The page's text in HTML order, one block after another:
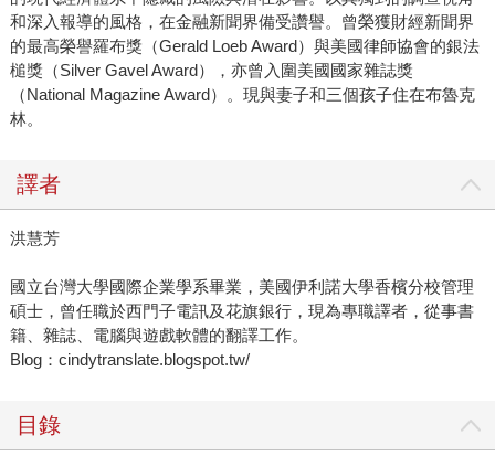
和深入報導的風格，在金融新聞界備受讚譽。曾榮獲財經新聞界
的最高榮譽羅布獎（Gerald Loeb Award）與美國律師協會的銀法
槌獎（Silver Gavel Award），亦曾入圍美國國家雜誌獎
（National Magazine Award）。現與妻子和三個孩子住在布魯克
林。
譯者
洪慧芳
國立台灣大學國際企業學系畢業，美國伊利諾大學香檳分校管理
碩士，曾任職於西門子電訊及花旗銀行，現為專職譯者，從事書
籍、雜誌、電腦與遊戲軟體的翻譯工作。
Blog：cindytranslate.blogspot.tw/
目錄